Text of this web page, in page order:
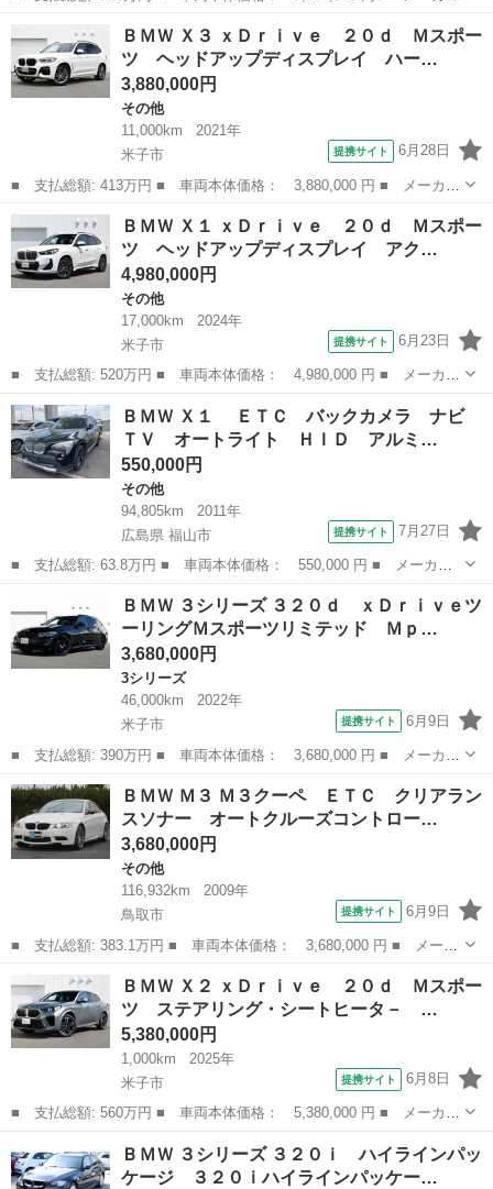
名： ＢＭＷ ■ 車種名： ５シリーズ ■ グレード名： ５３０
ｅ Ｍスポーツアイパフォーマンス ヘッドアップディスプレイ オ
ートトランク...
ＢＭＷ Ｘ３ ｘＤｒｉｖｅ ２０ｄ Ｍスポー
ツ ヘッドアップディスプレイ ハー…
3,880,000円
その他
11,000km
2021年
米子市
提携サイト 6月28日
■ 支払総額: 413万円 ■ 車両本体価格： 3,880,000 円 ■ メーカー
名： ＢＭＷ ■ 車種名： Ｘ３ ■ グレード名： ｘＤｒｉｖｅ
２０ｄ Ｍスポーツ ヘッドアップディスプレイ ハーフレザー ア
クティブク...
鳥取 米子市
ＢＭＷ Ｘ１ ｘＤｒｉｖｅ ２０ｄ Ｍスポー
ツ ヘッドアップディスプレイ アク…
4,980,000円
その他
17,000km
2024年
米子市
提携サイト 6月23日
■ 支払総額: 520万円 ■ 車両本体価格： 4,980,000 円 ■ メーカー
名： ＢＭＷ ■ 車種名： Ｘ１ ■ グレード名： ｘＤｒｉｖｅ
２０ｄ Ｍスポーツ ヘッドアップディスプレイ アクティブクルー
ズコントロ...
鳥取 米子市
ＢＭＷ Ｘ１ ＥＴＣ バックカメラ ナビ
ＴＶ オートライト ＨＩＤ アルミ…
550,000円
その他
94,805km
2011年
広島県 福山市
提携サイト 7月27日
■ 支払総額: 63.8万円 ■ 車両本体価格： 550,000 円 ■ メーカー
名： ＢＭＷ ■ 車種名： Ｘ１ ■ グレード名： ＥＴＣ バッ
クカメラ ナビ ＴＶ オートライト ＨＩＤ アルミホイール ス
マートキー ...
ＢＭＷ ３シリーズ ３２０ｄ ｘＤｒｉｖｅツ
ーリングＭスポーツリミテッド Ｍｐ…
3,680,000円
3シリーズ
46,000km
2022年
米子市
提携サイト 6月9日
■ 支払総額: 390万円 ■ 車両本体価格： 3,680,000 円 ■ メーカー
名： ＢＭＷ ■ 車種名： ３シリーズ ■ グレード名： ３２０
ｄ ｘＤｒｉｖｅツーリングＭスポーツリミテッド Ｍｐｅｒｆｏｒ
ｍａｎｃｅア...
鳥取 米子市
ＢＭＷ Ｍ３ Ｍ３クーペ ＥＴＣ クリアラン
スソナー オートクルーズコントロー…
3,680,000円
その他
116,932km
2009年
鳥取市
提携サイト 6月9日
■ 支払総額: 383.1万円 ■ 車両本体価格： 3,680,000 円 ■ メーカ
ー名： ＢＭＷ ■ 車種名： Ｍ３ ■ グレード名： Ｍ３クーペ
ＥＴＣ クリアランスソナー オートクルーズコントロール ナビ
アルミホ...
鳥取市
ＢＭＷ Ｘ２ ｘＤｒｉｖｅ ２０ｄ Ｍスポー
ツ ステアリング・シートヒータ－ …
5,380,000円
1,000km
2025年
米子市
提携サイト 6月8日
■ 支払総額: 560万円 ■ 車両本体価格： 5,380,000 円 ■ メーカー
名： ＢＭＷ ■ 車種名： Ｘ２ ■ グレード名： ｘＤｒｉｖｅ
２０ｄ Ｍスポーツ ステアリング・シートヒータ－ ヘッドアップ
ディスプレ...
ＢＭＷ ３シリーズ ３２０ｉ ハイラインパッ
ケージ ３２０ｉハイラインパッケー…